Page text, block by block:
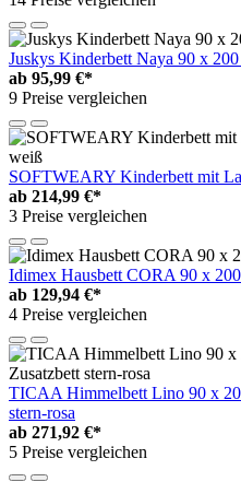
Juskys Kinderbett Naya 90 x
ab 95,99 €*
9 Preise vergleichen
SOFTWEARY Kinderbett mit
ab 214,99 €*
3 Preise vergleichen
Idimex Hausbett CORA 90 x
ab 129,94 €*
4 Preise vergleichen
TICAA Himmelbett Lino 90 x
stern-rosa
ab 271,92 €*
5 Preise vergleichen